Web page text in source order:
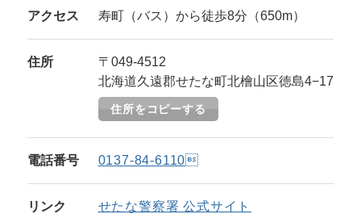
アクセス 寿町（バス）から徒歩8分（650m）
住所
〒049-4512
北海道久遠郡せたな町北檜山区徳島4−17
住所をコピーする
電話番号 0137-84-6110
リンク せたな警察署 公式サイト